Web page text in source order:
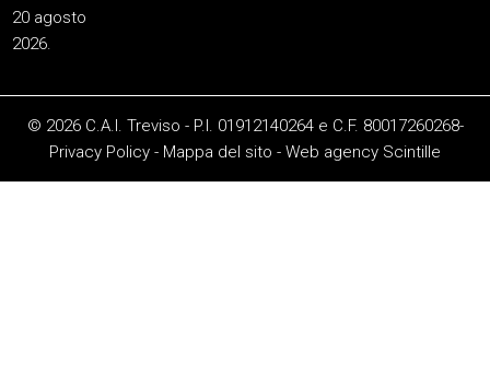
20 agosto
2026.
© 2026 C.A.I. Treviso - P.I. 01912140264 e C.F. 80017260268-
Privacy Policy - Mappa del sito - Web agency Scintille